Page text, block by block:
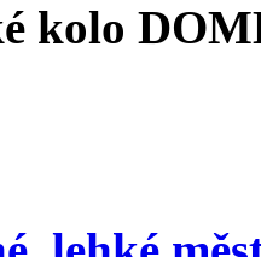
kolo